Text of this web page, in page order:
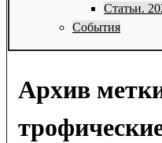
Статьи.
События
Архив